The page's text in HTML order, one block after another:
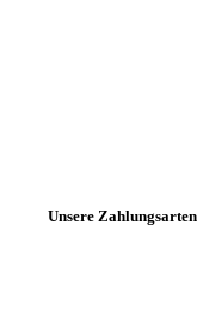
Unsere Zahlungsarten